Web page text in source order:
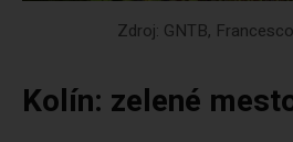
Zdroj: GNTB,
Kolín: zelené